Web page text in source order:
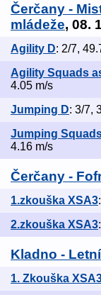
Čerčany -
mládeže, 08.
Agility D: 2/7,
Agility Squads
4.05 m/s
Jumping D: 3/7,
Jumping
4.16 m/s
Čerčany -
1.zkouška XSA3
2.zkouška XSA3
Kladno -
1. Zkouška